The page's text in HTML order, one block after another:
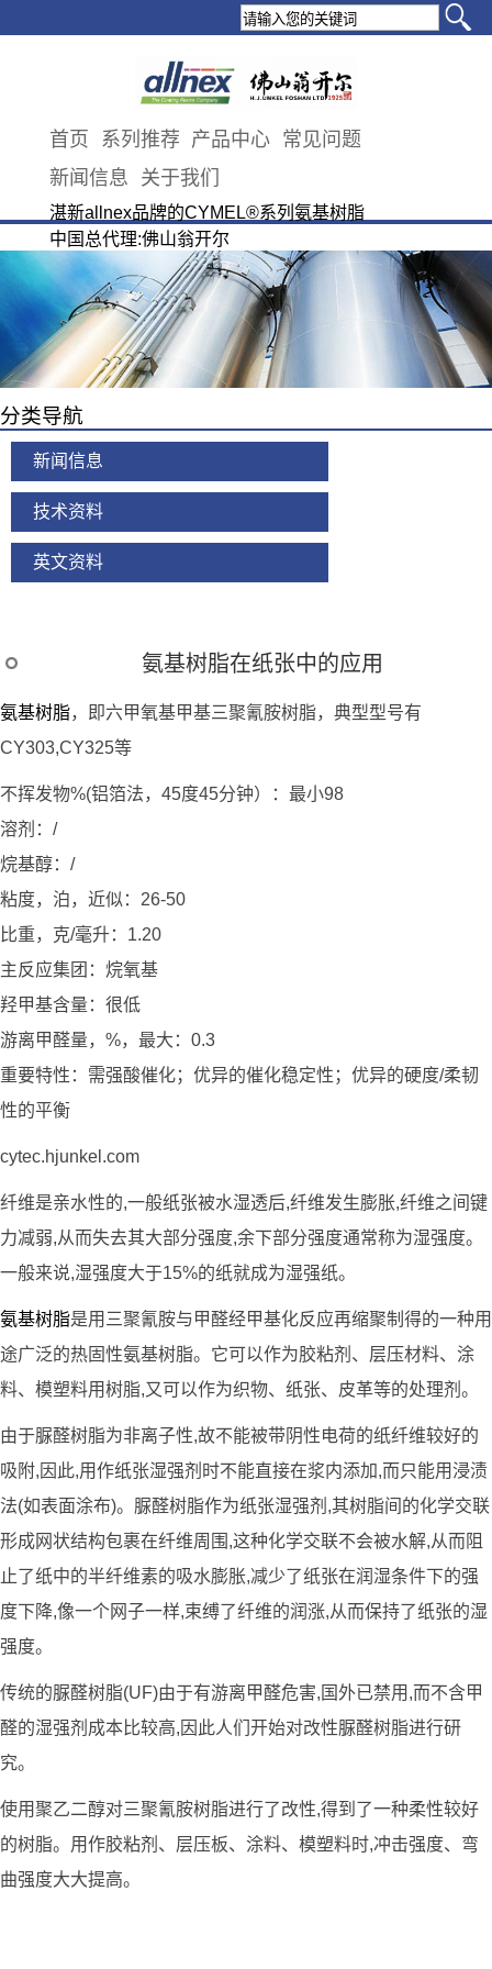
首页 系列推荐 产品中心 常见问题
新闻信息
关于我们
湛新allnex品牌的CYMEL®系列氨基树脂
中国总代理:佛山翁开尔
分类导航
新闻信息
技术资料
英文资料
氨基树脂在纸张中的应用
氨基树脂，即六甲氧基甲基三聚氰胺树脂，典型型号有
CY303,CY325等
不挥发物%(铝箔法，45度45分钟）：最小98
溶剂：/
烷基醇：/
粘度，泊，近似：26-50
比重，克/毫升：1.20
主反应集团：烷氧基
羟甲基含量：很低
游离甲醛量，%，最大：0.3
重要特性：需强酸催化；优异的催化稳定性；优异的硬度/柔韧
性的平衡
cytec.hjunkel.com
纤维是亲水性的,一般纸张被水湿透后,纤维发生膨胀,纤维之间键
力减弱,从而失去其大部分强度,余下部分强度通常称为湿强度。
一般来说,湿强度大于15%的纸就成为湿强纸。
氨基树脂是用三聚氰胺与甲醛经甲基化反应再缩聚制得的一种用
途广泛的热固性氨基树脂。它可以作为胶粘剂、层压材料、涂
料、模塑料用树脂,又可以作为织物、纸张、皮革等的处理剂。
由于脲醛树脂为非离子性,故不能被带阴性电荷的纸纤维较好的
吸附,因此,用作纸张湿强剂时不能直接在浆内添加,而只能用浸渍
法(如表面涂布)。脲醛树脂作为纸张湿强剂,其树脂间的化学交联
形成网状结构包裹在纤维周围,这种化学交联不会被水解,从而阻
止了纸中的半纤维素的吸水膨胀,减少了纸张在润湿条件下的强
度下降,像一个网子一样,束缚了纤维的润涨,从而保持了纸张的湿
强度。
传统的脲醛树脂(UF)由于有游离甲醛危害,国外已禁用,而不含甲
醛的湿强剂成本比较高,因此人们开始对改性脲醛树脂进行研
究。
使用聚乙二醇对三聚氰胺树脂进行了改性,得到了一种柔性较好
的树脂。用作胶粘剂、层压板、涂料、模塑料时,冲击强度、弯
曲强度大大提高。